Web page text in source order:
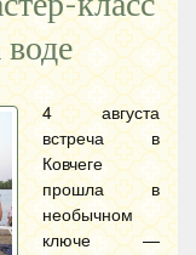
4 августа
встреча в
Ковчеге
прошла в
необычном
ключе —